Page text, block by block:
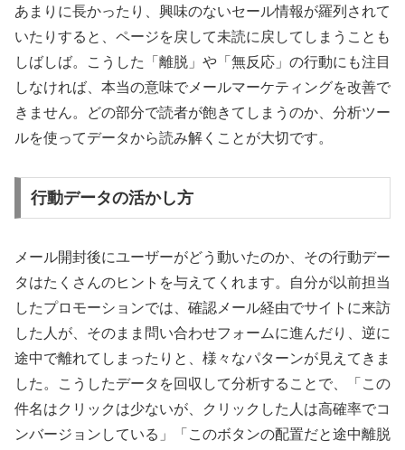
あまりに長かったり、興味のないセール情報が羅列されて
いたりすると、ページを戻して未読に戻してしまうことも
しばしば。こうした「離脱」や「無反応」の行動にも注目
しなければ、本当の意味でメールマーケティングを改善で
きません。どの部分で読者が飽きてしまうのか、分析ツー
ルを使ってデータから読み解くことが大切です。
行動データの活かし方
メール開封後にユーザーがどう動いたのか、その行動デー
タはたくさんのヒントを与えてくれます。自分が以前担当
したプロモーションでは、確認メール経由でサイトに来訪
した人が、そのまま問い合わせフォームに進んだり、逆に
途中で離れてしまったりと、様々なパターンが見えてきま
した。こうしたデータを回収して分析することで、「この
件名はクリックは少ないが、クリックした人は高確率でコ
ンバージョンしている」「このボタンの配置だと途中離脱